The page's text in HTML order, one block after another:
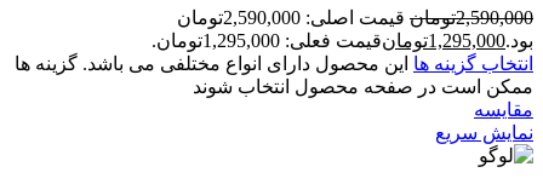
2,590,000تومان
قیمت اصلی: 2,590,000تومان
بود.1,295,000تومانقیمت فعلی: 1,295,000تومان.
انتخاب گزینه ها این محصول دارای انواع مختلفی می باشد. گزینه ها
ممکن است در صفحه محصول انتخاب شوند
مقايسه
نمایش سریع